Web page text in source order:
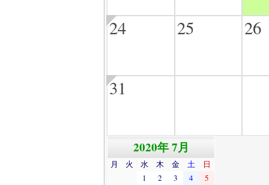
24 25 26
31
2020年 7月
月 火 水 木 金 土
日
1
2 3 4
5